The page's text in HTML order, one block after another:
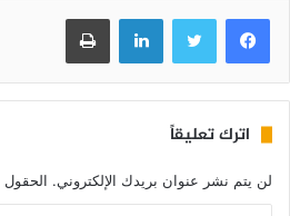
فيسبوك تويتر لينكدإن طباعة
اترك تعليقاً
لن يتم نشر عنوان بريدك الإلكتروني. الحقول